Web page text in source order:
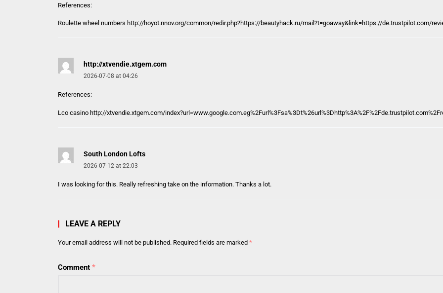
References:
Roulette wheel numbers http://hoyot.nnov.org/common/redir.php?https://beautyhack.ru/mail?t=goaway&link=https://de.trustpilot.com/
http://xtvendie.xtgem.com
2026-07-08 at 04:26
References:
Lco casino http://xtvendie.xtgem.com/
South London Lofts
2026-07-12 at 22:03
I was looking for this. Really refreshing take on the information. Thanks a lot.
LEAVE A REPLY
Your email address will not be published. Required fields are marked *
Comment *